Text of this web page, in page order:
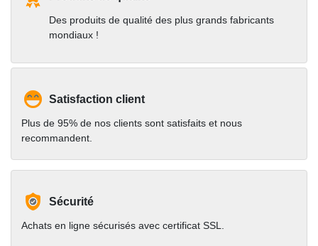
Des produits de qualité des plus grands fabricants
mondiaux !
Satisfaction client
Plus de 95% de nos clients sont satisfaits et nous
recommandent.
Sécurité
Achats en ligne sécurisés avec certificat SSL.